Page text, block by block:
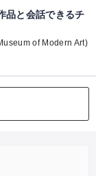
品と会話できるチ
of Modern Art)